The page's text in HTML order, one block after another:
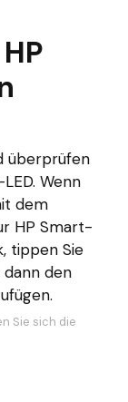
überprüfen
Wenn
dem
HP Smart-
tippen Sie
dann den
Sie sich die